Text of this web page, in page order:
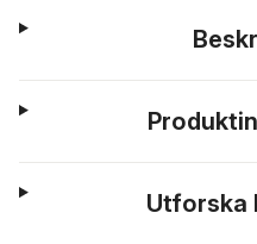
Utforska